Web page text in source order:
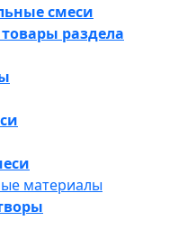
смеси
раздела
материалы